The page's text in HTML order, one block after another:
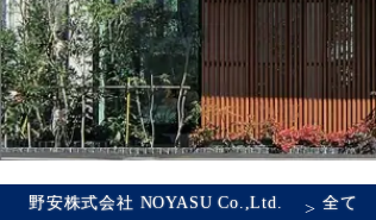
野安株式会社 NOYASU Co.,Ltd. >全て